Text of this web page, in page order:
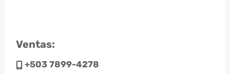
Ventas:
+503 7899-4278